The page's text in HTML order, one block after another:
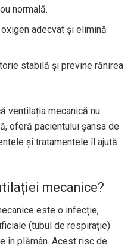
normală.
adecvat și elimină
stabilă și previne rănirea
ventilația mecanică nu
oferă pacientului șansa de
și tratamentele îl ajută
mecanice?
este o infecție,
(tubul de respirație)
în plămân. Acest risc de